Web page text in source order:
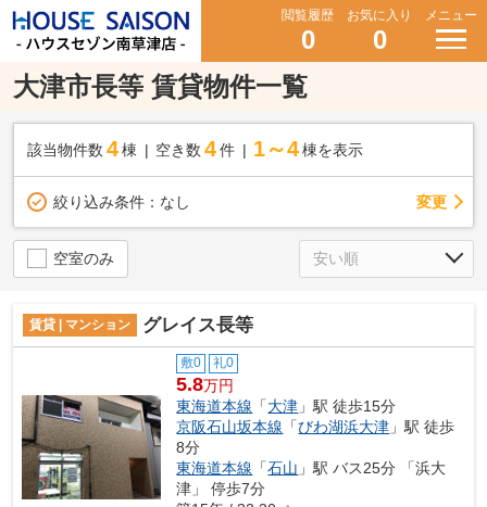
閲覧履歴
0
お気に入り
0
メニュー
大津市長等 賃貸物件一覧
該当物件数 4棟 空き数 4 件 1～4 棟を表示
絞り込み条件： なし 変更
空室のみ
賃貸 | マンション グレイス長等
敷0 礼0
5.8万円
東海道本線 「大津 」駅 徒歩15分
京阪石山坂本線 「びわ湖浜大津 」駅 徒歩
8分
東海道本線 「石山 」駅 バス25分 「浜大
津」 停歩7分